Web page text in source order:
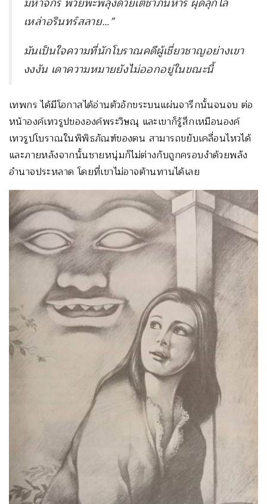
เหล่าอรินทร์สลาย…”
มันเป็นใจความที่นักโบราณคดีผู้เชี่ยวชาญอย่างเขา
งงงัน เดาความหมายยังไม่ออกอยู่ในขณะนี้
เทพกร ได้มีโอกาสได้อ่านตัวอักขระบนแผ่นจารึกนั้นจนจบ ต่อ
หน้าองค์เทวรูปขององค์พระวิษณุ และเขาก็รู้สึกเหมือนองค์
เทวรูปโบราณในพิพิธภัณฑ์ของตน สามารถขยับเคลื่อนไหวได้
และภายหลังจากนั้นชายหนุ่มก็ไม่ต่างกับถูกครอบงำด้วยพลัง
อำนาจประหลาด โดยที่เขาไม่อาจต้านทานได้เลย